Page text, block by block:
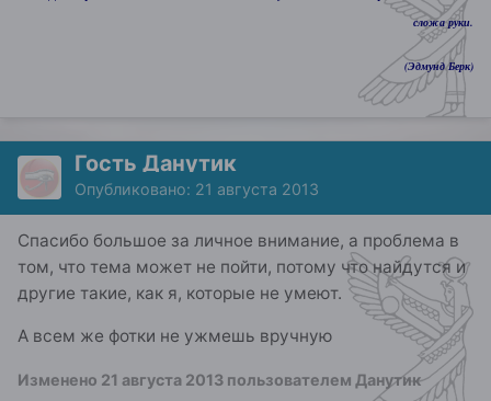
сложа руки.
(Эдмунд Берк)
Гость Данутик
Опубликовано: 21 августа 2013
Спасибо большое за личное внимание, а проблема в
том, что тема может не пойти, потому что найдутся и
другие такие, как я, которые не умеют.
А всем же фотки не ужмешь вручную
Изменено 21 августа 2013 пользователем Данутик